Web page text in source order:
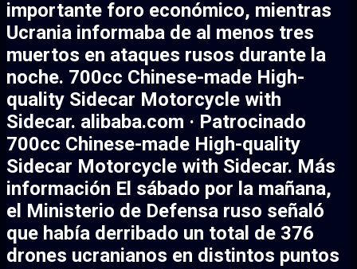
importante foro económico, mientras
Ucrania informaba de al menos tres
muertos en ataques rusos durante la
noche. 700cc Chinese-made High-
quality Sidecar Motorcycle with
Sidecar. alibaba.com · Patrocinado
700cc Chinese-made High-quality
Sidecar Motorcycle with Sidecar. Más
información El sábado por la mañana,
el Ministerio de Defensa ruso señaló
que había derribado un total de 376
drones ucranianos en distintos puntos